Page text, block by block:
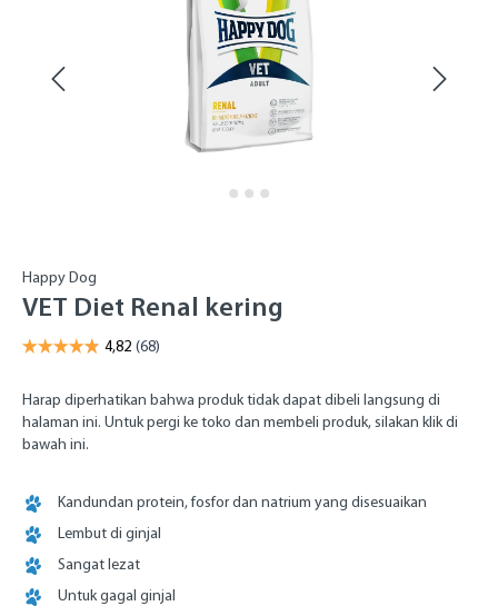
Happy Dog
VET Diet Renal kering
Harap diperhatikan bahwa produk tidak dapat dibeli langsung di
halaman ini. Untuk pergi ke toko dan membeli produk, silakan klik di
bawah ini.
Kandundan protein, fosfor dan natrium yang disesuaikan
Lembut di ginjal
Sangat lezat
Untuk gagal ginjal